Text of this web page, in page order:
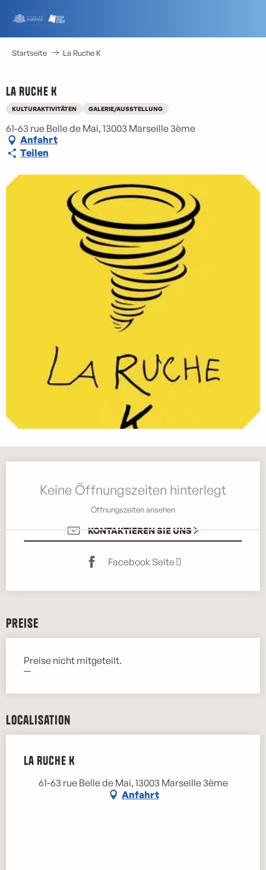
contenu
principal
Startseite La Ruche K
La Ruche K
KULTURAKTIVITÄTEN GALERIE/AUSSTELLUNG
61-63 rue Belle de Mai, 13003 Marseille 3ème
Anfahrt
Teilen
Keine Öffnungszeiten hinterlegt
Öffnungszeiten ansehen
KONTAKTIEREN SIE UNS
Facebook Seite
Preise
Preise nicht mitgeteilt.
—
Localisation
La Ruche K
61-63 rue Belle de Mai, 13003 Marseille 3ème
Anfahrt